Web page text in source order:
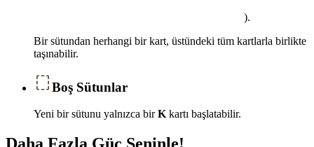
).
Bir sütundan herhangi bir kart, üstündeki tüm kartlarla birlikte
taşınabilir.
Boş Sütunlar
Yeni bir sütunu yalnızca birK kartı başlatabilir.